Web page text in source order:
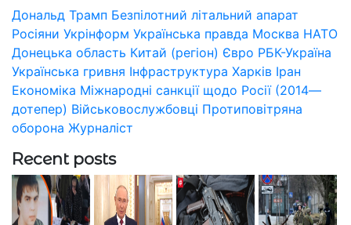
Дональд Трамп Безпілотний літальний апарат
Росіяни Укрінформ Українська правда Москва НАТО
Донецька область Китай (регіон) Євро РБК-Україна
Українська гривня Інфраструктура Харків Іран
Економіка Міжнародні санкції щодо Росії (2014—
дотепер) Військовослужбовці Протиповітряна
оборона Журналіст
Recent posts